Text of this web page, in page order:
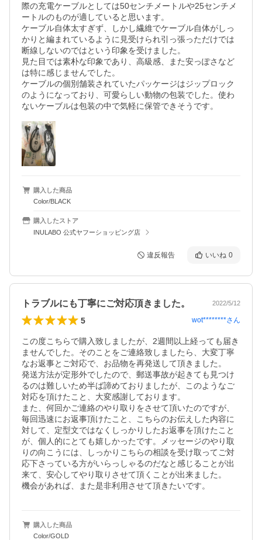
際の充電ケーブルとしては50センチメートルや25センチメ
ートルのものが適していると思います。
ケーブル自体太すぎず、しかし繊維でケーブル自体がしっ
かりと編まれているように見受けられ引っ張っただけでは
断線しないのではという印象を受けました。
見た目では素朴な印象であり、高級感、また安っぽさなど
は特に感じませんでした。
ケーブルの個別舗装されていたパッケージはジップロック
のようになっており、可愛らしい動物の包装でした。使わ
ないケーブルは包装の中で気軽に保管できそうです。
購入した商品
Color/BLACK
購入したストア
INULABO 公式ヤフーショッピング店
違反報告 いいね 0
トラブルにも丁寧にご対応頂きました。 2022/5/12
5 wot********さん
この度こちらで購入致しましたが、2週間以上経っても届き
ませんでした。そのことをご連絡致しましたら、大変丁寧
なお返事とご対応で、お品物を再発送して頂きました。
発送方法が定形外でしたので、郵送事故が起きても見つけ
るのは難しいため半ば諦めておりましたが、このようなご
対応を頂けたこと、大変感謝しております。
また、何回かご連絡のやり取りをさせて頂いたのですが、
毎回迅速にお返事頂けたこと、こちらのお伝えした内容に
対して、定型文ではなくしっかりしたお返事を頂けたこと
が、個人的にとても嬉しかったです。メッセージのやり取
りの向こうには、しっかりこちらの相談を受け取ってご対
応下さっている方がいらっしゃるのだなと感じることが出
来て、安心してやり取りさせて頂くことが出来ました。
機会があれば、また是非利用させて頂きたいです。
購入した商品
Color/GOLD